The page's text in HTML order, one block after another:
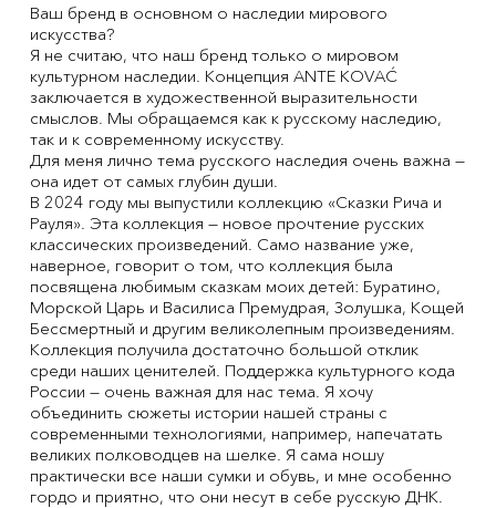
Ваш бренд в основном о наследии мирового
искусства?
Я не считаю, что наш бренд только о мировом
культурном наследии. Концепция ANTE KOVAĆ
заключается в художественной выразительности
смыслов. Мы обращаемся как к русскому наследию,
так и к современному искусству.
Для меня лично тема русского наследия очень важна —
она идет от самых глубин души.
В 2024 году мы выпустили коллекцию «Сказки Рича и
Рауля». Эта коллекция — новое прочтение русских
классических произведений. Само название уже,
наверное, говорит о том, что коллекция была
посвящена любимым сказкам моих детей: Буратино,
Морской Царь и Василиса Премудрая, Золушка, Кощей
Бессмертный и другим великолепным произведениям.
Коллекция получила достаточно большой отклик
среди наших ценителей. Поддержка культурного кода
России — очень важная для нас тема. Я хочу
объединить сюжеты истории нашей страны с
современными технологиями, например, напечатать
великих полководцев на шелке. Я сама ношу
практически все наши сумки и обувь, и мне особенно
гордо и приятно, что они несут в себе русскую ДНК.